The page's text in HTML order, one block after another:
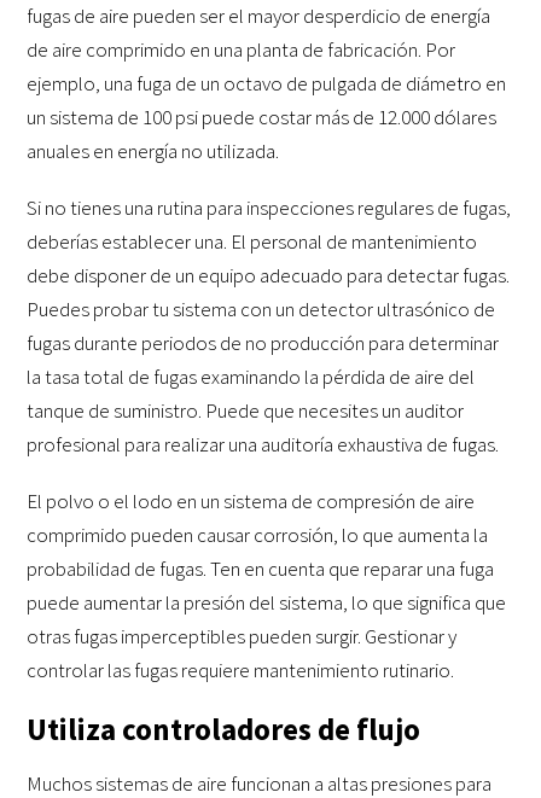
fugas de aire pueden ser el mayor desperdicio de energía
de aire comprimido en una planta de fabricación. Por
ejemplo, una fuga de un octavo de pulgada de diámetro en
un sistema de 100 psi puede costar más de 12.000 dólares
anuales en energía no utilizada.
Si no tienes una rutina para inspecciones regulares de fugas,
deberías establecer una. El personal de mantenimiento
debe disponer de un equipo adecuado para detectar fugas.
Puedes probar tu sistema con un detector ultrasónico de
fugas durante periodos de no producción para determinar
la tasa total de fugas examinando la pérdida de aire del
tanque de suministro. Puede que necesites un auditor
profesional para realizar una auditoría exhaustiva de fugas.
El polvo o el lodo en un sistema de compresión de aire
comprimido pueden causar corrosión, lo que aumenta la
probabilidad de fugas. Ten en cuenta que reparar una fuga
puede aumentar la presión del sistema, lo que significa que
otras fugas imperceptibles pueden surgir. Gestionar y
controlar las fugas requiere mantenimiento rutinario.
Utiliza controladores de flujo
Muchos sistemas de aire funcionan a altas presiones para